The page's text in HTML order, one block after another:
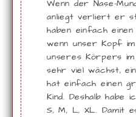
Wenn der Nase-
anliegt verliert er
haben einfach
wenn unser Kopf
unseres Körpers
sehr viel wächst,
hat einfach einen
Kind. Deshalb habe
S, M, L, XL. Damit